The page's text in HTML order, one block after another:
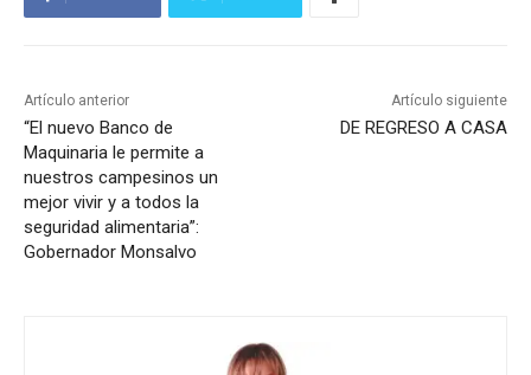
Artículo anterior
“El nuevo Banco de
Maquinaria le permite a
nuestros campesinos un
mejor vivir y a todos la
seguridad alimentaria”:
Gobernador Monsalvo
Artículo siguiente
DE REGRESO A CASA